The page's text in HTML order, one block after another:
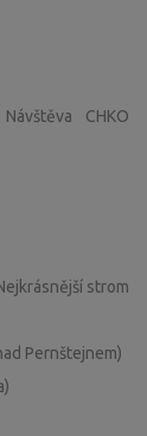
CHKO
strom
Pernštejnem)